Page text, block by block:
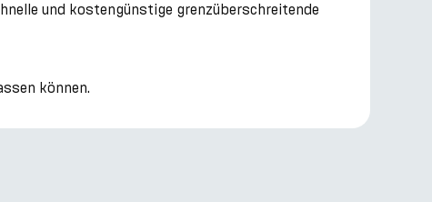
und kostengünstige grenzüberschreitende
können.